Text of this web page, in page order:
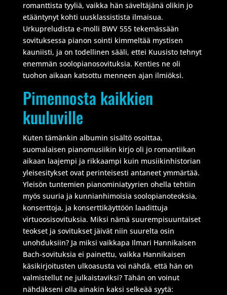
romanttista tyyliä, vaikka hän säveltäjänä olikin jo
etääntynyt kohti uusklassistista ilmaisua.
Urkupreludista e-molli BWV 555 tekemässään
sovituksessa pianon sointi kimmeltää mystisen
kauniisti, ja on todellinen sääli, ettei Kuusisto tehnyt
enemmän soolopianosovituksia. Kenties ne oli
tuohon aikaan katsottu menneen ajan ilmiöksi.
Pimennosta kaikkien
kuuluville
Kuten tämänkin albumin sisältö osoittaa,
suomalaisen pianomusiikin kirjo oli jo romantiikan
aikaan laajempi ja rikkaampi kuin musiikinhistorian
yleisesitykset ovat perinteisesti antaneet ymmärtää.
Yleisön tuntemien pianominiatyyrien ohella tehtiin
myös suuria ja kunnianhimoisia soolopianoteoksia,
konserttoja, ja konserttikäyttöön laadittuja
virtuoosisovituksia. Miksi nämä suurempisuuntaiset
teokset ja sovitukset jäivät niin suurelta osin
unohduksiin? Ja miksi vaikkapa Ilmari Hannikaisen
Bach-sovituksia ei painettu, vaikka Hannikaisen
käsikirjoitusten ulkoasusta voi nähdä, että hän on
valmistellut ne julkaistaviksi? Tähän on voinut
nähdäkseni olla ainakin kaksi selkeää syytä: